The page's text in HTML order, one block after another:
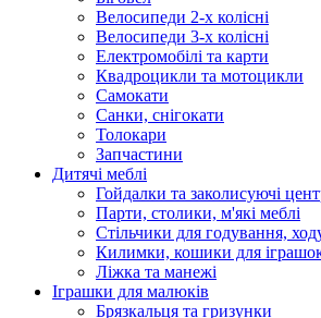
Велосипеди 2-х колісні
Велосипеди 3-х колісні
Електромобілі та карти
Квадроцикли та мотоцикли
Самокати
Санки, снігокати
Толокари
Запчастини
Дитячі меблі
Гойдалки та заколисуючі
Парти, столики, м'які меблі
Стільчики для годування,
Килимки, кошики для
Ліжка та манежі
Іграшки для малюків
Брязкальця та гризунки